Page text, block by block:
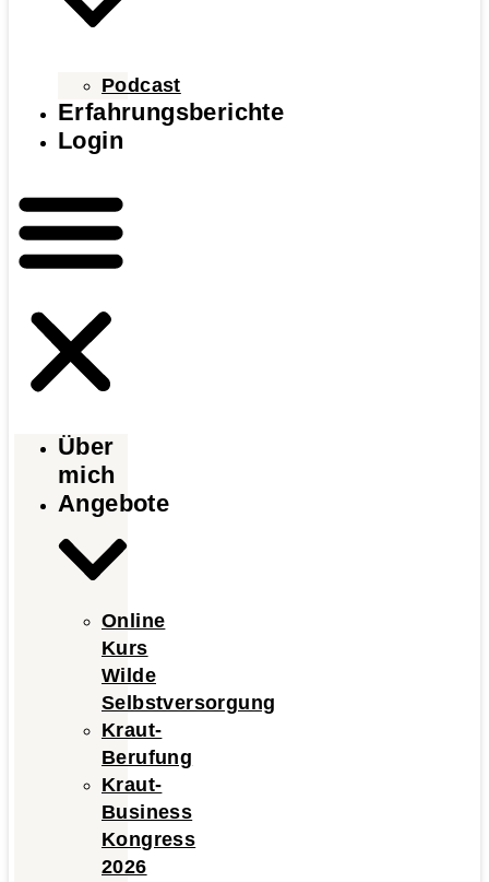
Podcast
Erfahrungsberichte
Login
Über
mich
Angebote
Online
Kurs
Wilde
Selbstversorgung
Kraut-
Berufung
Kraut-
Business
Kongress
2026